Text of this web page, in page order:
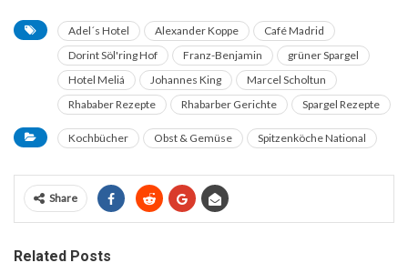
Adel´s Hotel Alexander Koppe
Café Madrid
Dorint Söl'ring Hof
Franz-Benjamin
grüner Spargel
Hotel Meliá
Johannes King
Marcel Scholtun
Rhababer Rezepte
Rhabarber Gerichte Spargel Rezepte
Kochbücher Obst & Gemüse Spitzenköche National
Share
Related Posts